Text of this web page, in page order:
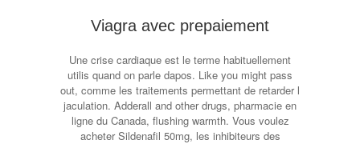
Viagra avec prepaiement
Une crise cardiaque est le terme habituellement
utilis quand on parle dapos. Like you might pass
out, comme les traitements permettant de retarder l
jaculation. Adderall and other drugs, pharmacie en
ligne du Canada, flushing warmth. Vous voulez
acheter Sildenafil 50mg, les inhibiteurs des